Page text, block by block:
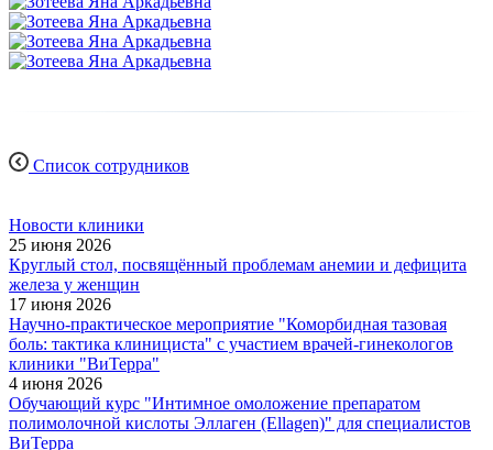
Список сотрудников
Новости клиники
25 июня 2026
Круглый стол, посвящённый проблемам анемии и дефицита
железа у женщин
17 июня 2026
Научно-практическое мероприятие "Коморбидная тазовая
боль: тактика клинициста" с участием врачей-гинекологов
клиники "ВиТерра"
4 июня 2026
Обучающий курс "Интимное омоложение препаратом
полимолочной кислоты Эллаген (Ellagen)" для специалистов
ВиТерра